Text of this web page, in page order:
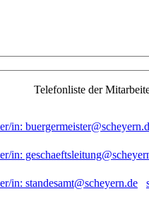
Telefonliste der